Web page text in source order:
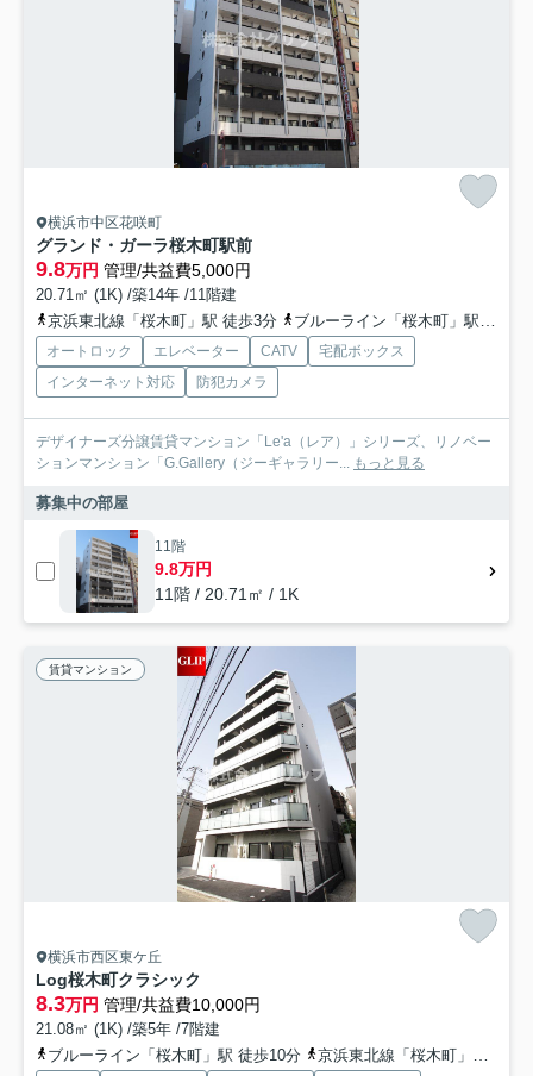
横浜市中区花咲町
グランド・ガーラ桜木町駅前
9.8万円 管理/共益費5,000円
20.71㎡ (1K) /築14年 /11階建
京浜東北線「桜木町」駅 徒歩3分
ブルーライン「桜木町」駅 徒歩1分
オートロック エレベーター CATV
宅配ボックス
インターネット対応
防犯カメラ
デザイナーズ分譲賃貸マンション「Le'a（レア）」シリーズ、リノベー
ションマンション「G.Gallery（ジーギャラリー... もっと見る
募集中の部屋
11階
9.8万円
11階 / 20.71㎡ / 1K
賃貸マンション
横浜市西区東ケ丘
Log桜木町クラシック
8.3万円 管理/共益費10,000円
21.08㎡ (1K) /築5年 /7階建
ブルーライン「桜木町」駅 徒歩10分
京浜東北線「桜木町」駅 徒歩11分